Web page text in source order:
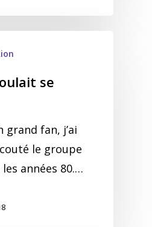
se
grand fan, j’ai
le groupe
années 80.…